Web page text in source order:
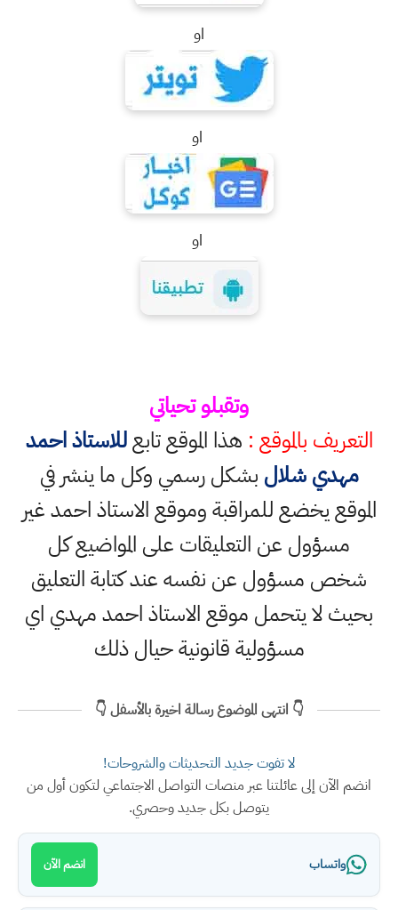
او
او
او
وتقبلو تحياتي
التعريف بالموقع : هذا الموقع تابعللاستاذ احمد
مهدي شلال بشكل رسمي وكل ما ينشر في
الموقع يخضع للمراقبة وموقع الاستاذ احمد غير
مسؤول عن التعليقات على المواضيع كل
شخص مسؤول عن نفسه عند كتابة التعليق
بحيث لا يتحمل موقع الاستاذ احمد مهدي اي
مسؤولية قانونية حيال ذلك
👇 انتهى الموضوع رسالة اخيرة بالأسفل 👇
لا تفوت جديد التحديثات والشروحات!
انضم الآن إلى عائلتنا عبر منصات التواصل الاجتماعي لتكون أول من
يتوصل بكل جديد وحصري.
واتساب انضم الآن